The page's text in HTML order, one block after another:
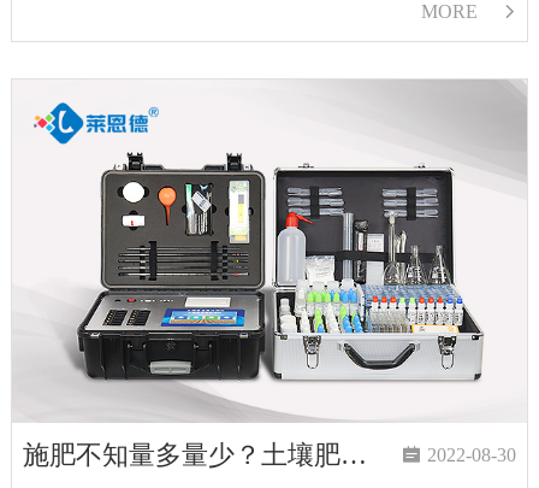
MORE 
施肥不知量多量少？土壤肥料养分速测仪来帮你衡量  2022-08-30